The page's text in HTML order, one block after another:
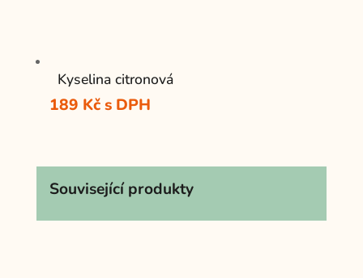
Kyselina citronová
189 Kč s DPH
Související produkty